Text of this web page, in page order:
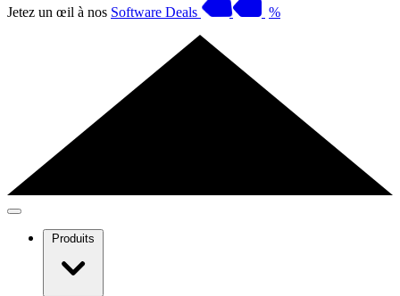
Jetez un œil à nos Software Deals %
Produits